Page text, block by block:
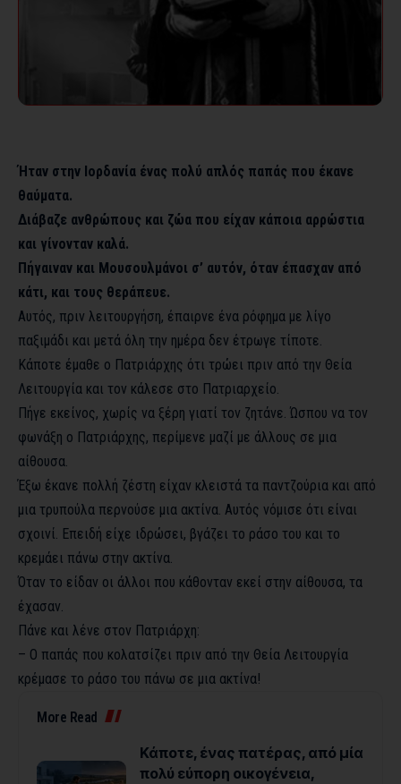
Ήταν στην Ιορδανία ένας πολύ απλός παπάς που έκανε
θαύματα.
Διάβαζε ανθρώπους και ζώα που είχαν κάποια αρρώστια
και γίνονταν καλά.
Πήγαιναν και Μουσουλμάνοι σ’ αυτόν, όταν έπασχαν από
κάτι, και τους θεράπευε.
Αυτός, πριν λειτουργήση, έπαιρνε ένα ρόφημα με λίγο
παξιμάδι και μετά όλη την ημέρα δεν έτρωγε τίποτε.
Κάποτε έμαθε ο Πατριάρχης ότι τρώει πριν από την Θεία
Λειτουργία και τον κάλεσε στο Πατριαρχείο.
Πήγε εκείνος, χωρίς να ξέρη γιατί τον ζητάνε. Ώσπου να τον
φωνάξη ο Πατριάρχης, περίμενε μαζί με άλλους σε μια
αίθουσα.
Έξω έκανε πολλή ζέστη είχαν κλειστά τα παντζούρια και από
μια τρυπούλα περνούσε μια ακτίνα. Αυτός νόμισε ότι είναι
σχοινί. Επειδή είχε ιδρώσει, βγάζει το ράσο του και το
κρεμάει πάνω στην ακτίνα.
Όταν το είδαν οι άλλοι που κάθονταν εκεί στην αίθουσα, τα
έχασαν.
Πάνε και λένε στον Πατριάρχη:
– O παπάς που κολατσίζει πριν από την Θεία Λειτουργία
κρέμασε το ράσο του πάνω σε μια ακτίνα!
More Read
Κάποτε, ένας πατέρας, από μία
πολύ εύπορη οικογένεια,